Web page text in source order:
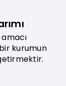
kurumun